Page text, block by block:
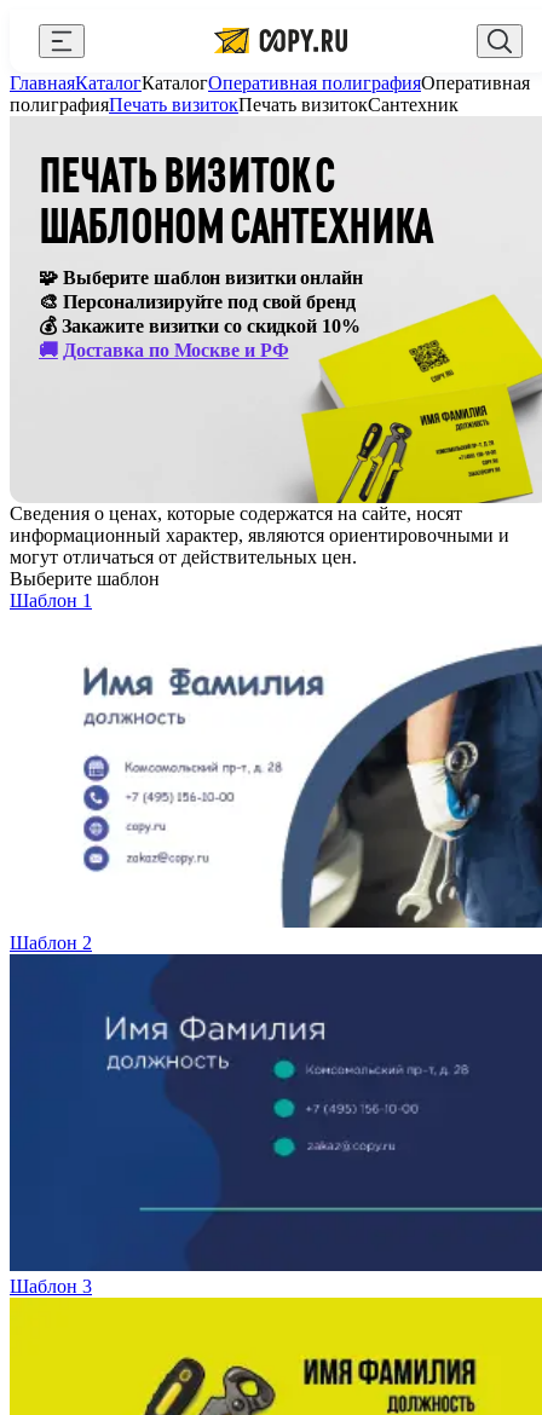
Выберите город Войти
AI Copy.ru
Сувениры с логотипом
Для бизнеса
Калькулятор
Новости
Клуб привилегий
Вакансии
О компании
Портфолио
Франшиза
Контакты
Закрыть
ГлавнаяКаталогКаталогОперативная полиграфияОперативная
полиграфияПечать визитокПечать визитокСантехник
ПЕЧАТЬ ВИЗИТОК С
ШАБЛОНОМ САНТЕХНИКА
🧩 Выберите шаблон визитки онлайн
🎨 Персонализируйте под свой бренд
💰 Закажите визитки со скидкой 10%
🚚 Доставка по Москве и РФ
Сведения о ценах, которые содержатся на сайте, носят
информационный характер, являются ориентировочными и
могут отличаться от действительных цен.
Выберите шаблон
Шаблон 1
Шаблон 2
Шаблон 3